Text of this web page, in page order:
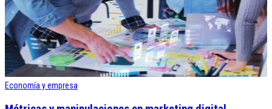
Economía y empresa